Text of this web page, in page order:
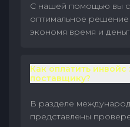
С нашей помощью вы
оптимальное решение
экономя время и
Как оплатить
поставщику?
В разделе
представлены